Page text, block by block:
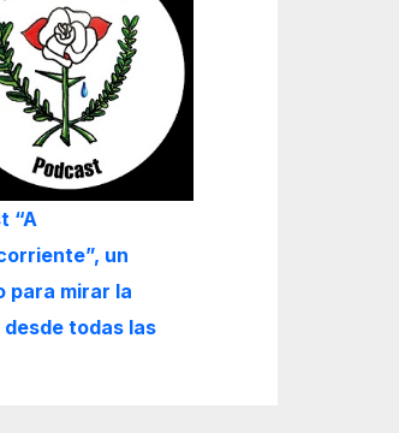
“A
un
para mirar la
todas las